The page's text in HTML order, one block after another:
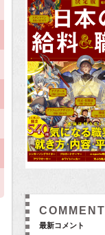
COMMENT
最新コメント